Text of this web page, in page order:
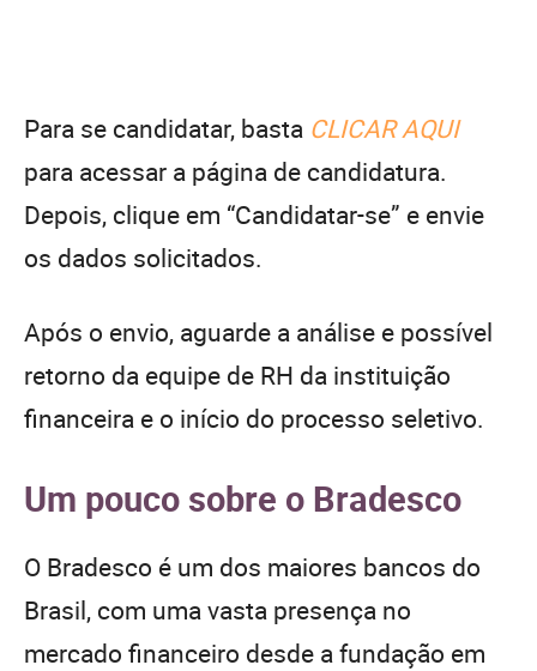
Para se candidatar, basta CLICAR AQUI
para acessar a página de candidatura.
Depois, clique em “Candidatar-se” e envie
os dados solicitados.
Após o envio, aguarde a análise e possível
retorno da equipe de RH da instituição
financeira e o início do processo seletivo.
Um pouco sobre o Bradesco
O Bradesco é um dos maiores bancos do
Brasil, com uma vasta presença no
mercado financeiro desde a fundação em